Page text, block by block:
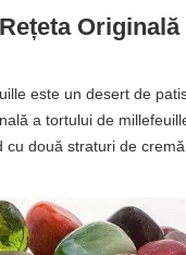
Originală
este un desert de
a tortului de
cu două straturi de